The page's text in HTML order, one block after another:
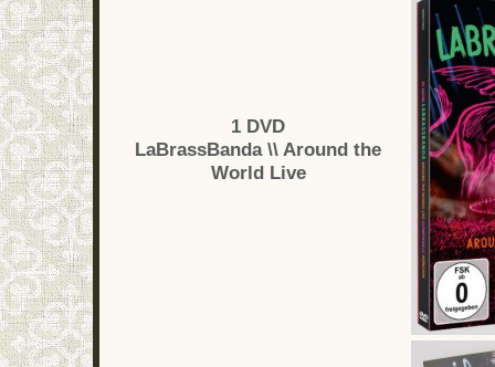
1 DVD
LaBrassBanda \\ Around the
World Live